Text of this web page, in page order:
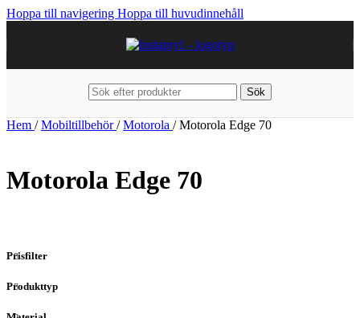
Hoppa till navigering Hoppa till huvudinnehåll
Sök
Hem / Mobiltillbehör/ Motorola / Motorola Edge 70
Motorola Edge 70
Prisfilter
Produkttyp